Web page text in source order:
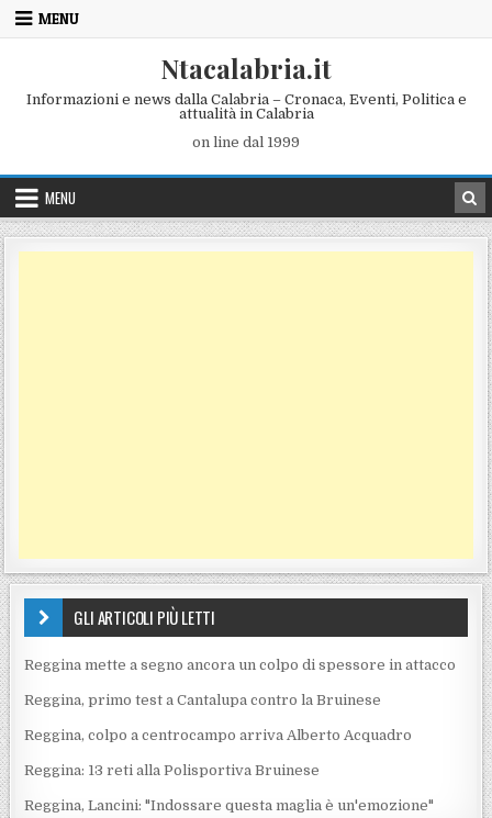
Skip to content
MENU
Ntacalabria.it
Informazioni e news dalla Calabria – Cronaca, Eventi, Politica e
attualità in Calabria
on line dal 1999
MENU
GLI ARTICOLI PIÙ LETTI
Reggina mette a segno ancora un colpo di spessore in attacco
Reggina, primo test a Cantalupa contro la Bruinese
Reggina, colpo a centrocampo arriva Alberto Acquadro
Reggina: 13 reti alla Polisportiva Bruinese
Reggina, Lancini: "Indossare questa maglia è un'emozione"